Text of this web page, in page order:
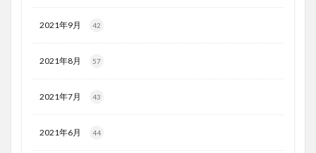
2021年9月 42
2021年8月 57
2021年7月 43
2021年6月 44